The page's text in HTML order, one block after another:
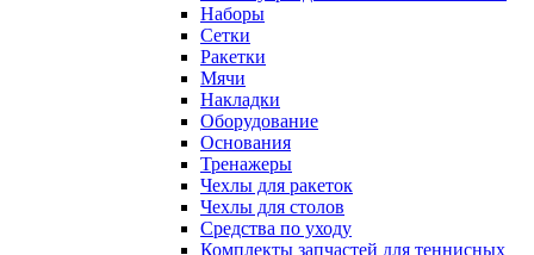
Наборы
Сетки
Ракетки
Мячи
Накладки
Оборудование
Основания
Тренажеры
Чехлы для ракеток
Чехлы для столов
Средства по уходу
Комплекты запчастей для теннисных